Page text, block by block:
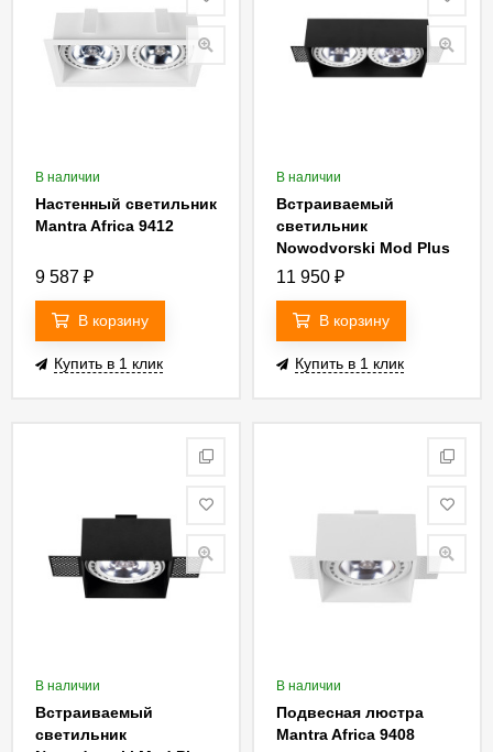
В наличии
Настенный светильник
Mantra Africa 9412
9 587 ₽
В корзину
Купить в 1 клик
В наличии
Встраиваемый
светильник
Nowodvorski Mod Plus
9403
11 950 ₽
В корзину
Купить в 1 клик
В наличии
Встраиваемый
светильник
В наличии
Подвесная люстра
Mantra Africa 9408